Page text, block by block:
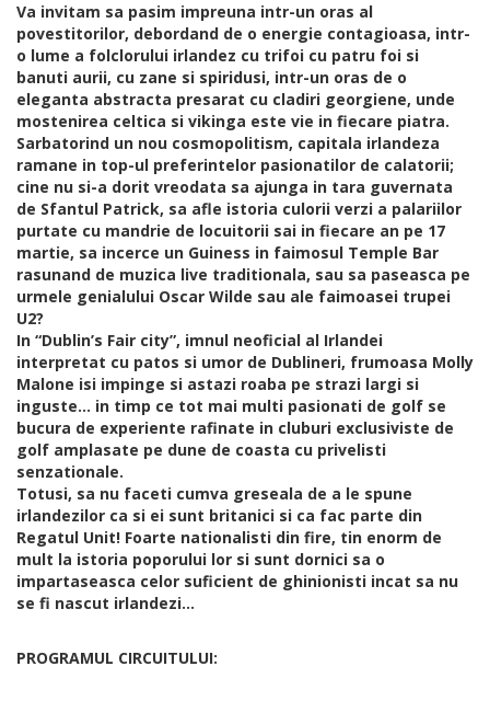
Va invitam sa pasim impreuna intr-un oras al
povestitorilor, debordand de o energie contagioasa, intr-
o lume a folclorului irlandez cu trifoi cu patru foi si
banuti aurii, cu zane si spiridusi, intr-un oras de o
eleganta abstracta presarat cu cladiri georgiene, unde
mostenirea celtica si vikinga este vie in fiecare piatra.
Sarbatorind un nou cosmopolitism, capitala irlandeza
ramane in top-ul preferintelor pasionatilor de calatorii;
cine nu si-a dorit vreodata sa ajunga in tara guvernata
de Sfantul Patrick, sa afle istoria culorii verzi a palariilor
purtate cu mandrie de locuitorii sai in fiecare an pe 17
martie, sa incerce un Guiness in faimosul Temple Bar
rasunand de muzica live traditionala, sau sa paseasca pe
urmele genialului Oscar Wilde sau ale faimoasei trupei
U2?
In “Dublin’s Fair city”, imnul neoficial al Irlandei
interpretat cu patos si umor de Dublineri, frumoasa Molly
Malone isi impinge si astazi roaba pe strazi largi si
inguste… in timp ce tot mai multi pasionati de golf se
bucura de experiente rafinate in cluburi exclusiviste de
golf amplasate pe dune de coasta cu privelisti
senzationale.
Totusi, sa nu faceti cumva greseala de a le spune
irlandezilor ca si ei sunt britanici si ca fac parte din
Regatul Unit! Foarte nationalisti din fire, tin enorm de
mult la istoria poporului lor si sunt dornici sa o
impartaseasca celor suficient de ghinionisti incat sa nu
se fi nascut irlandezi…
PROGRAMUL CIRCUITULUI: